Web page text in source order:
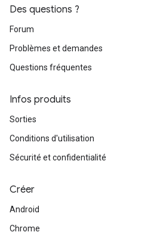
Des questions ?
Forum
Problèmes et demandes
Questions fréquentes
Infos produits
Sorties
Conditions d'utilisation
Sécurité et confidentialité
Créer
Android
Chrome